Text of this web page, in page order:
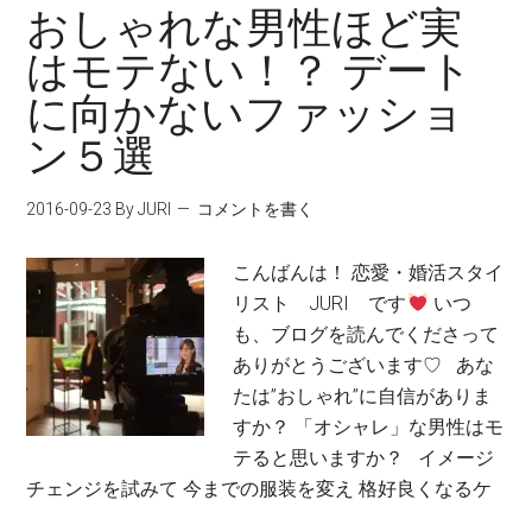
おしゃれな男性ほど実
はモテない！？ デート
に向かないファッショ
ン５選
2016-09-23 By JURI コメントを書く
こんばんは！ 恋愛・婚活スタイ
リスト JURI です
いつ
も、ブログを読んでくださって
ありがとうございます♡ あな
たは”おしゃれ”に自信がありま
すか？ 「オシャレ」な男性はモ
テると思いますか？ イメージ
チェンジを試みて 今までの服装を変え 格好良くなるケ